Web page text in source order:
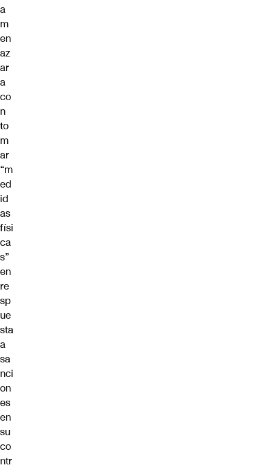
a
m
en
az
ar
a
co
n
to
m
ar
“m
ed
id
as
físi
ca
s”
en
re
sp
ue
sta
a
sa
nci
on
es
en
su
co
ntr